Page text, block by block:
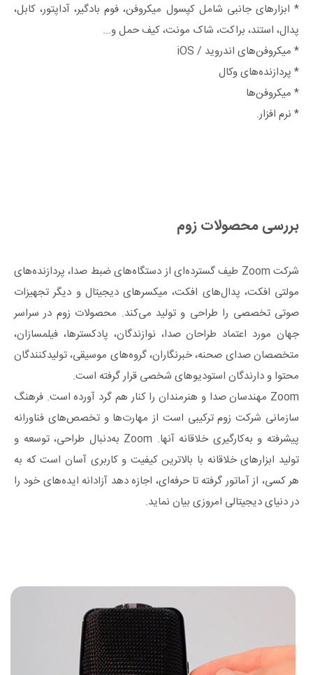
* ابزارهای جانبی شامل کپسول میکروفن، فوم بادگیر، آداپتور، کابل،
پدال، استند، براکت، شاک مونت، کیف حمل و...
* میکروفن‌های اندروید / iOS
* پردازنده‌های وکال
* میکروفن‌ها
* نرم افزار.
بررسی محصولات زوم
شرکت Zoom طیف گسترده‌ای از دستگاه‌های ضبط صدا، پردازنده‌های
مولتی افکت، پدال‌های افکت، میکسرهای دیجیتال و دیگر تجهیزات
صوتی تخصصی را طراحی و تولید می‌کند. محصولات زوم در سراسر
جهان مورد اعتماد طراحان صدا، نوازندگان، پادکسترها، فیلمسازان،
متخصصان صدای صحنه، خبرنگاران، گروه‌های موسیقی، تولیدکنندگان
محتوا و دارندگان استودیوهای شخصی قرار گرفته است.
Zoom مهندسان صدا و هنرمندان را کنار هم گرد آورده است. فرهنگ
سازمانی شرکت زوم ترکیبی است از مهارت‌ها و تخصص‌های فناورانه
پیشرفته و به‌کارگیری خلاقانه آنها. Zoom به‌دنبال طراحی، توسعه و
تولید ابزارهای خلاقانه با بالاترین کیفیت و کاربری آسان است که به
هر کسی، از آماتور گرفته تا حرفه‌ای، اجازه دهد آزادانه ایده‌های خود را
در دنیای دیجیتالی امروزی بیان نماید.